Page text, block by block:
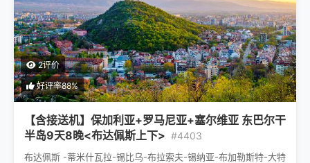
2评价
好评率88%
【含接送机】保加利亚+罗马尼亚+塞尔维亚 东巴尔干
半岛9天8晚<布达佩斯上下> #4403
布达佩斯 -蒂米什瓦拉-锡比乌-布拉索夫-锡纳亚-布加勒斯特-大特